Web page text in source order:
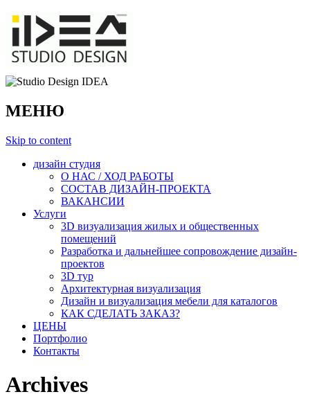
МЕНЮ
Skip to content
дизайн студия
О НАС / ХОД РАБОТЫ
СОСТАВ ДИЗАЙН-ПРОЕКТА
ВАКАНСИИ
Услуги
3D визуализация жилых и общественных
помещений
Разработка и дальнейшее сопровождение дизайн-
проектов
3D тур
Архитектурная визуализация
Дизайн и визуализация мебели для каталогов
КАК СДЕЛАТЬ ЗАКАЗ?
ЦЕНЫ
Портфолио
Контакты
Archives